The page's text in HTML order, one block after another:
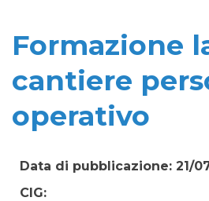
Formazione
cantiere
operativo
Data di pubblicazione: 21/
CIG: